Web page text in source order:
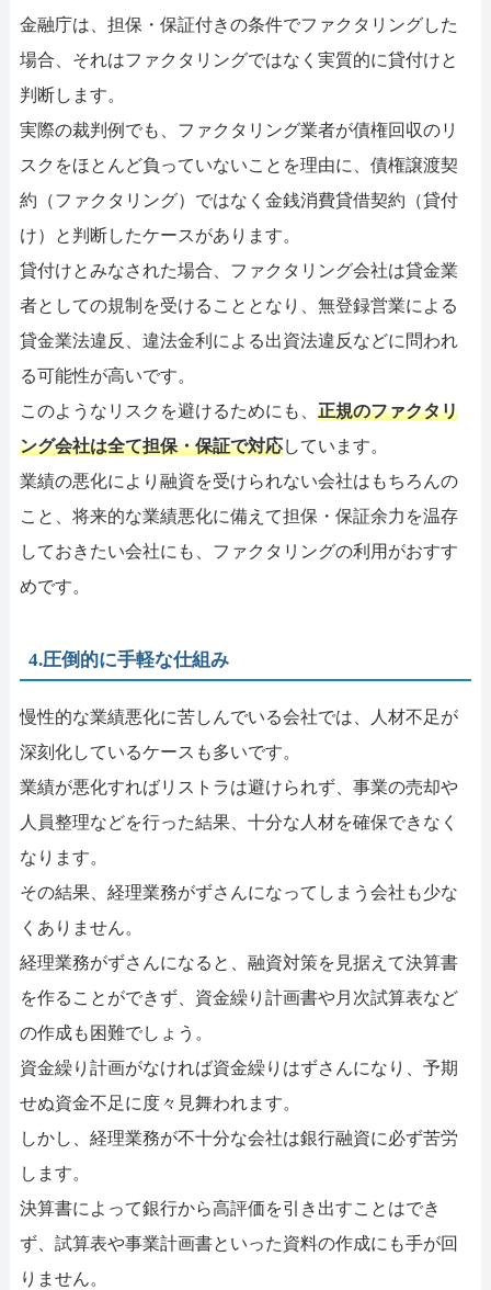
金融庁は、担保・保証付きの条件でファクタリングした
場合、それはファクタリングではなく実質的に貸付けと
判断します。
実際の裁判例でも、ファクタリング業者が債権回収のリ
スクをほとんど負っていないことを理由に、債権譲渡契
約（ファクタリング）ではなく金銭消費貸借契約（貸付
け）と判断したケースがあります。
貸付けとみなされた場合、ファクタリング会社は貸金業
者としての規制を受けることとなり、無登録営業による
貸金業法違反、違法金利による出資法違反などに問われ
る可能性が高いです。
このようなリスクを避けるためにも、 正規のファクタリ
ング会社は全て担保・保証で対応しています。
業績の悪化により融資を受けられない会社はもちろんの
こと、将来的な業績悪化に備えて担保・保証余力を温存
しておきたい会社にも、ファクタリングの利用がおすす
めです。
4.圧倒的に手軽な仕組み
慢性的な業績悪化に苦しんでいる会社では、人材不足が
深刻化しているケースも多いです。
業績が悪化すればリストラは避けられず、事業の売却や
人員整理などを行った結果、十分な人材を確保できなく
なります。
その結果、経理業務がずさんになってしまう会社も少な
くありません。
経理業務がずさんになると、融資対策を見据えて決算書
を作ることができず、資金繰り計画書や月次試算表など
の作成も困難でしょう。
資金繰り計画がなければ資金繰りはずさんになり、予期
せぬ資金不足に度々見舞われます。
しかし、経理業務が不十分な会社は銀行融資に必ず苦労
します。
決算書によって銀行から高評価を引き出すことはでき
ず、試算表や事業計画書といった資料の作成にも手が回
りません。